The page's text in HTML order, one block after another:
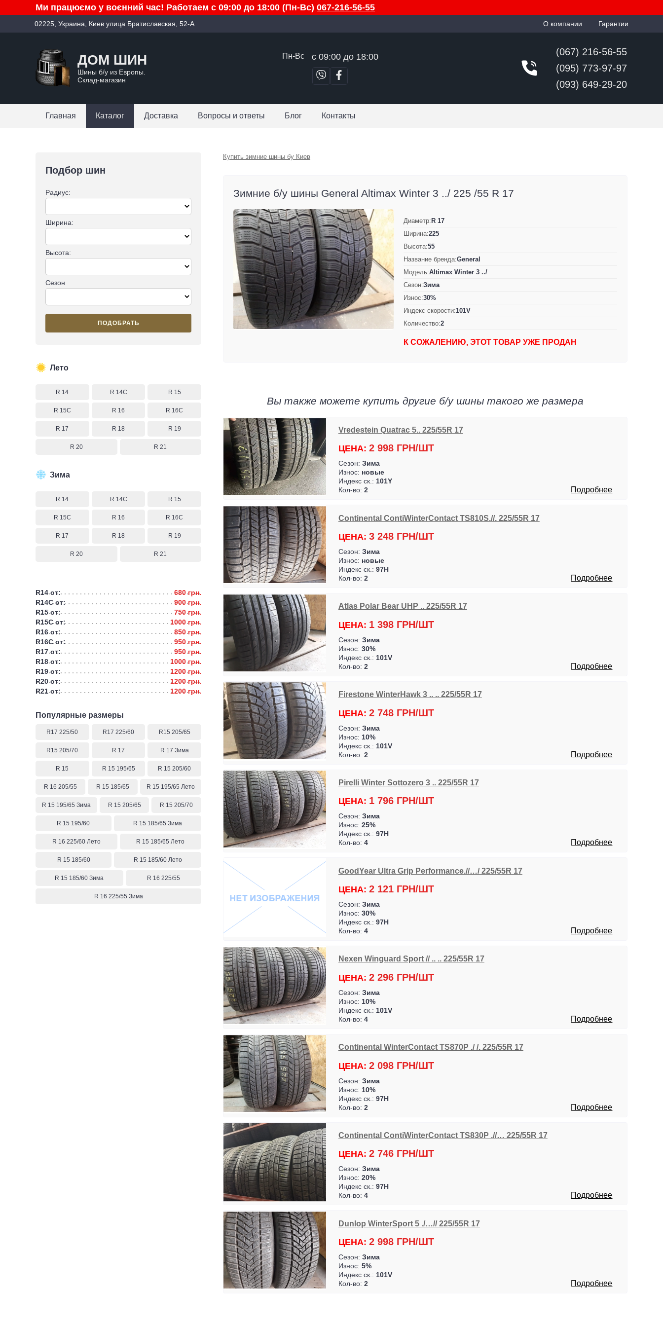
Ми працюємо у воєнний час! Работаем с 09:00 до 18:00 (Пн-Вс) 067-216-56-55
02225, Украина, Киев улица Братиславская, 52-А О компании Гарантии
ДОМ ШИН
Шины б/у из Европы.
Склад-магазин
Пн-Вс с 09:00 до 18:00
(067) 216-56-55
(095) 773-97-97
(093) 649-29-20
Главная Каталог Доставка Вопросы и ответы Блог Контакты
Подбор шин
Радиус:
Ширина:
Высота:
Сезон
ПОДОБРАТЬ
Лето
R 14 R 14C R 15
R 15C R 16 R 16C
R 17 R 18 R 19
R 20 R 21
Зима
R 14 R 14C R 15
R 15C R 16 R 16C
R 17 R 18 R 19
R 20 R 21
R14 от:
680 грн.
R14C от:
900 грн.
R15 от:
750 грн.
R15C от:
1000 грн.
R16 от:
850 грн.
R16C от:
950 грн.
R17 от:
950 грн.
R18 от:
1000 грн.
R19 от:
1200 грн.
R20 от:
1200 грн.
R21 от:
1200 грн.
Популярные размеры
R17 225/50 R17 225/60 R15 205/65
R15 205/70 R 17 R 17 Зима
R 15 R 15 195/65 R 15 205/60
R 16 205/55 R 15 185/65 R 15 195/65 Лето
R 15 195/65 Зима R 15 205/65 R 15 205/70
R 15 195/60 R 15 185/65 Зима
R 16 225/60 Лето R 15 185/65 Лето
R 15 185/60 R 15 185/60 Лето
R 15 185/60 Зима R 16 225/55
R 16 225/55 Зима
Купить зимние шины бу Киев
Зимние б/у шины General Altimax Winter 3 ../ 225 /55 R 17
Диаметр:R 17
Ширина:225
Высота:55
Название бренда:General
Модель:Altimax Winter 3 ../
Сезон:Зима
Износ:30%
Индекс скорости:101V
Количество:2
К СОЖАЛЕНИЮ, ЭТОТ ТОВАР УЖЕ ПРОДАН
Вы также можете купить другие б/у шины такого же размера
Vredestein Quatrac 5.. 225/55R 17
ЦЕНА: 2 998 ГРН/ШТ
Сезон: Зима
Износ: новые
Индекс ск.: 101Y
Кол-во: 2 Подробнее
Continental ContiWinterContact TS810S.//. 225/55R 17
ЦЕНА: 3 248 ГРН/ШТ
Сезон: Зима
Износ: новые
Индекс ск.: 97H
Кол-во: 2 Подробнее
Atlas Polar Bear UHP .. 225/55R 17
ЦЕНА: 1 398 ГРН/ШТ
Сезон: Зима
Износ: 30%
Индекс ск.: 101V
Кол-во: 2 Подробнее
Firestone WinterHawk 3 .. .. 225/55R 17
ЦЕНА: 2 748 ГРН/ШТ
Сезон: Зима
Износ: 10%
Индекс ск.: 101V
Кол-во: 2 Подробнее
Pirelli Winter Sottozero 3 .. 225/55R 17
ЦЕНА: 1 796 ГРН/ШТ
Сезон: Зима
Износ: 25%
Индекс ск.: 97H
Кол-во: 4 Подробнее
GoodYear Ultra Grip Performance.//…/ 225/55R 17
ЦЕНА: 2 121 ГРН/ШТ
Сезон: Зима
Износ: 30%
Индекс ск.: 97H
Кол-во: 4 Подробнее
Nexen Winguard Sport // .. .. 225/55R 17
ЦЕНА: 2 296 ГРН/ШТ
Сезон: Зима
Износ: 10%
Индекс ск.: 101V
Кол-во: 4 Подробнее
Continental WinterContact TS870P ./ /. 225/55R 17
ЦЕНА: 2 098 ГРН/ШТ
Сезон: Зима
Износ: 10%
Индекс ск.: 97H
Кол-во: 2 Подробнее
Continental ContiWinterContact TS830P .//… 225/55R 17
ЦЕНА: 2 746 ГРН/ШТ
Сезон: Зима
Износ: 20%
Индекс ск.: 97H
Кол-во: 4 Подробнее
Dunlop WinterSport 5 ./…// 225/55R 17
ЦЕНА: 2 998 ГРН/ШТ
Сезон: Зима
Износ: 5%
Индекс ск.: 101V
Кол-во: 2 Подробнее